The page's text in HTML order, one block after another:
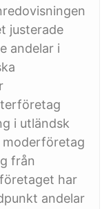
justerade
andelar i
i utländsk
moderföretag
från
har
andelar